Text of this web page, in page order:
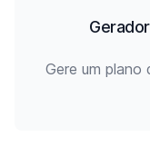
Gere um plano